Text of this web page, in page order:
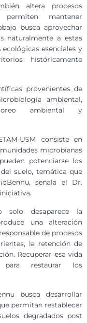
altera procesos
mantener
busca aprovechar
naturalmente a estas
esenciales y
históricamente
provenientes de
ambiental,
ambiental y
USM consiste en
microbianas
potenciarse los
suelo, temática que
señala el Dr.
solo desaparece la
una alteración
de procesos
la retención de
Recuperar esa vida
para restaurar los
busca desarrollar
permitan restablecer
degradados post